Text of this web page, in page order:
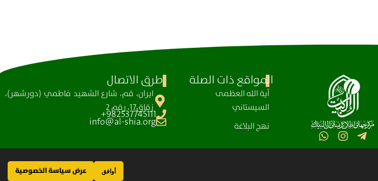
المواقع ذات الصلة
آیة الله العظمی
السيستاني
نهج البلاغة
طرق الاتصال
ايران، قم، شارع الشهيد فاطمي (دورشهر)،
زقاق17، رقم 2
982537745111+
info@al-shia.org
أوافق عرض سياسة الخصوصية